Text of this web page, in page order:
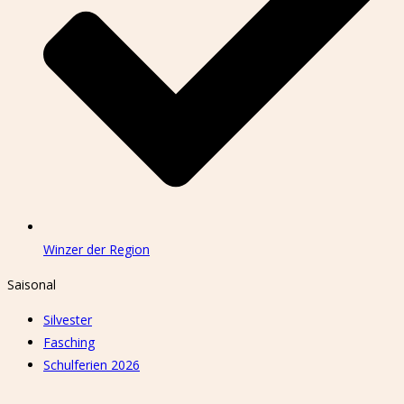
Winzer der Region
Saisonal
Silvester
Fasching
Schulferien 2026